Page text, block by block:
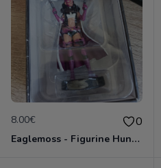
8.00€ 0
Eaglemoss - Figurine Huntress - DC Comics - Plomb